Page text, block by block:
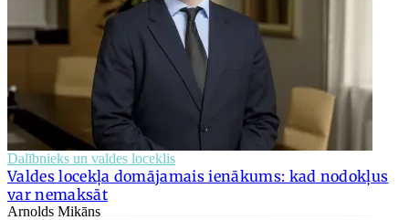
Dalībnieks un valdes loceklis
Valdes locekļa domājamais ienākums: kad nodokļus
var nemaksāt
Arnolds Mikāns